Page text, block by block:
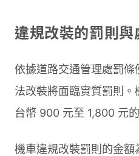
違規改裝的罰則與
依據道路交通管理處罰
法改裝將面臨實質罰則
台幣 900 元至 1,800 元
機車違規改裝罰則的金